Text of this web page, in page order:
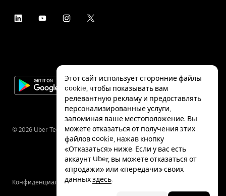
© 2026 Uber Technologies Inc.
КонфиденциальностьСпециальные
Этот сайт использует сторонние файлы
cookie, чтобы показывать вам
релевантную рекламу и предоставлять
персонализированные услуги,
запоминая ваше местоположение. Вы
можете отказаться от получения этих
файлов cookie, нажав кнопку
«Отказаться» ниже. Если у вас есть
аккаунт Uber, вы можете отказаться от
«продажи» или «передачи» своих
данныхздесь.